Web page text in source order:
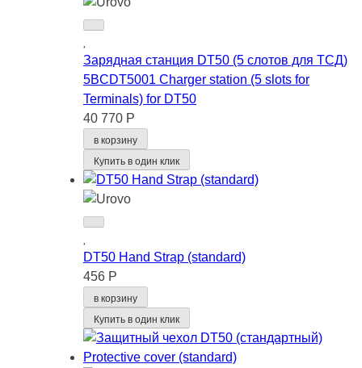
Зарядная станция DT50 (5 слотов для ТСД)
5BCDT5001 Сharger station (5 slots for
Terminals) for DT50
40 770 Р
в корзину
Купить в один клик
DT50 Hand Strap (standard)
456 Р
в корзину
Купить в один клик